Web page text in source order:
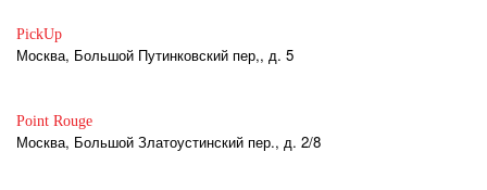
PickUp
Москва, Большой Путинковский пер,, д. 5
Point Rouge
Москва, Большой Златоустинский пер., д. 2/8